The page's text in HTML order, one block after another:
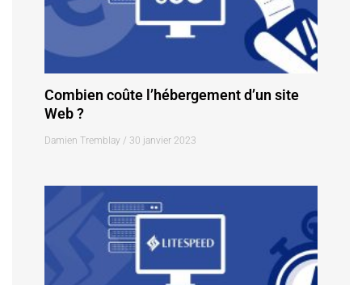
Combien coûte l’hébergement d’un site
Web ?
Damien Tremblay 30 janvier 2023